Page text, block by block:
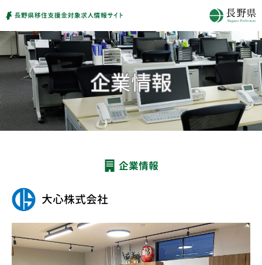
企業情報
大心株式会社